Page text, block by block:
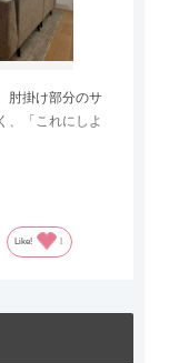
肘掛け部分のサ
、「これにしよ
トなので圧迫感
すっきり見えま
わが家はソファ
まできれいに仕
Like!